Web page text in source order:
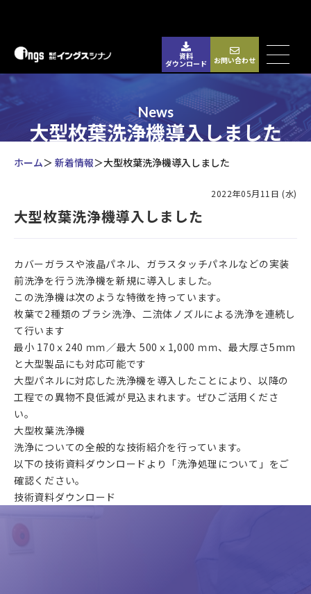
資料
ダウンロード お問い合わせ
News
大型枚葉洗浄機導入しました
ホーム 新着情報 大型枚葉洗浄機導入しました
2022年05月11日 (水)
大型枚葉洗浄機導入しました
カバーガラスや液晶パネル、ガラスタッチパネルなどの実装
前洗浄を行う洗浄機を新規に導入しました。
この洗浄機は次のような特徴を持っています。
枚葉で2種類のブラシ洗浄、二流体ノズルによる洗浄を連続し
て行います
最小 170ｘ240 ｍｍ／最大 500ｘ1,000 ｍｍ、最大厚さ5mm
と大型製品にも対応可能です
大型パネルに対応した洗浄機を導入したことにより、以降の
工程での異物不良低減が見込まれます。ぜひご活用くださ
い。
大型枚葉洗浄機
洗浄についての全般的な技術紹介を行っています。
以下の技術資料ダウンロードより「洗浄処理について」をご
確認ください。
技術資料ダウンロード